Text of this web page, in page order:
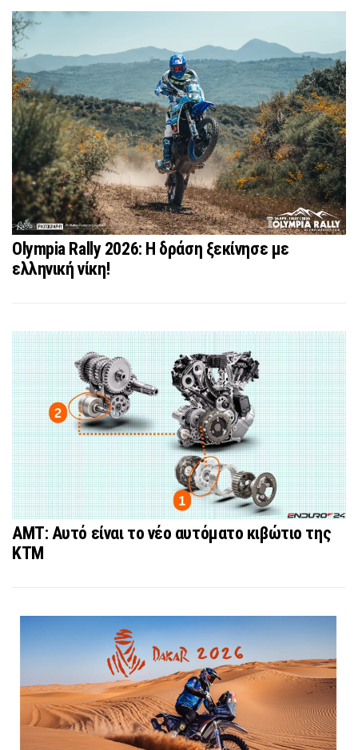
Olympia Rally 2026: Η δράση ξεκίνησε με
ελληνική νίκη!
AMT: Αυτό είναι το νέο αυτόματο κιβώτιο της
KTM